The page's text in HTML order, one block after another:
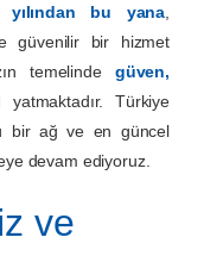
yılından bu yana
güvenilir bir hizmet
temelinde güven,
yatmaktadır. Türkiye
bir ağ ve en güncel
devam ediyoruz.
ve